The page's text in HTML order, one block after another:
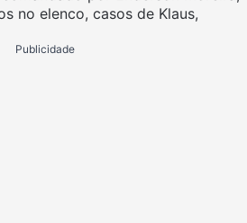
no elenco, casos de Klaus,
Publicidade